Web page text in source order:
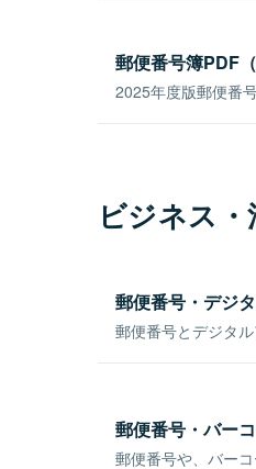
郵便番号簿PDF
2025年度版郵便番
ビジネス
郵便番号・デジ
郵便番号とデジタ
郵便番号・バー
郵便番号や、バー